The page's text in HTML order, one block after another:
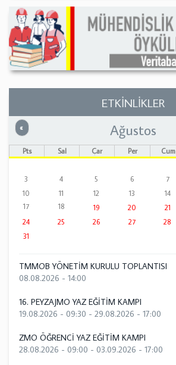
ETKİNLİKLER
« Önceki Ağustos
Pts Sal Çar Per Cum
3
4 5 6 7
10
11 12 13 14
17
18 19 20 21
24
25 26 27 28
31
TMMOB YÖNETİM KURULU TOPLANTISI
08.08.2026 - 14:00
16. PEYZAJMO YAZ EĞİTİM KAMPI
19.08.2026 - 09:30 - 29.08.2026 - 17:00
ZMO ÖĞRENCİ YAZ EĞİTİM KAMPI
28.08.2026 - 09:00 - 03.09.2026 - 17:00